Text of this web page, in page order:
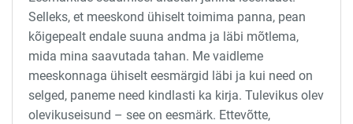
Selleks, et meeskond ühiselt toimima panna, pean
kõigepealt endale suuna andma ja läbi mõtlema,
mida mina saavutada tahan. Me vaidleme
meeskonnaga ühiselt eesmärgid läbi ja kui need on
selged, paneme need kindlasti ka kirja. Tulevikus olev
olevikuseisund – see on eesmärk. Ettevõtte,